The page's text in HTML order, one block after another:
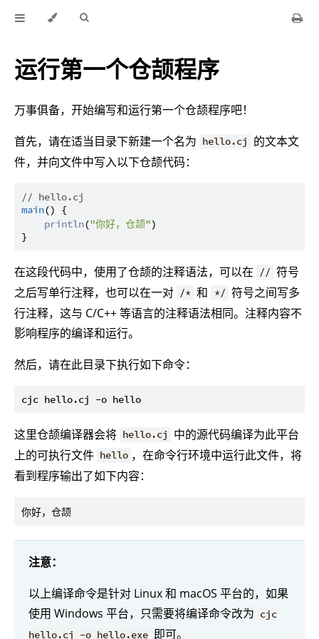
运行第一个仓颉程序
万事俱备，开始编写和运行第一个仓颉程序吧！
首先，请在适当目录下新建一个名为 hello.cj
的文本文
件，并向文件中写入以下仓颉代码：
// hello.cj
main() {
println("你好，仓颉")
在这段代码中，使用了仓颉的注释语法，可以在 // 符号
之后写单行注释，也可以在一对 /* 和 */ 符号之间写多
行注释，这与 C/C++ 等语言的注释语法相同。注释内容不
影响程序的编译和运行。
然后，请在此目录下执行如下命令：
这里仓颉编译器会将 hello.cj
中的源代码编译为此平台
上的可执行文件 hello ，在命令行环境中运行此文件，将
看到程序输出了如下内容：
注意：
以上编译命令是针对 Linux 和 macOS 平台的，如果
使用 Windows 平台，只需要将编译命令改为 cjc
hello.cj -o hello.exe 即可。